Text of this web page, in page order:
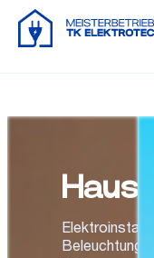
Beleuchtung